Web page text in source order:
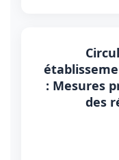
: Mesures
des